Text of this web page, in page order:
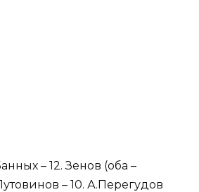
– 12. Зенов (оба –
– 10. А.Перегудов